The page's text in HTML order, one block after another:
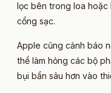
lọc bên trong loa hoặc
cổng sạc.
Apple cũng cảnh báo
thể làm hỏng các bộ
bụi bẩn sâu hơn vào